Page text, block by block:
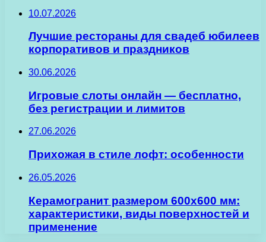
10.07.2026
Лучшие рестораны для свадеб юбилеев
корпоративов и праздников
30.06.2026
Игровые слоты онлайн — бесплатно,
без регистрации и лимитов
27.06.2026
Прихожая в стиле лофт: особенности
26.05.2026
Керамогранит размером 600х600 мм:
характеристики, виды поверхностей и
применение